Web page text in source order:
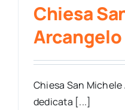
Chiesa
Arcangelo
Chiesa San
dedicata [...]